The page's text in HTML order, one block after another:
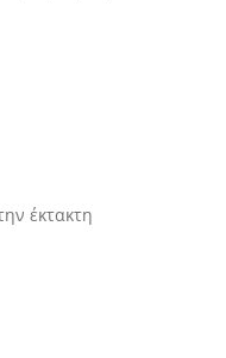
έκτακτη